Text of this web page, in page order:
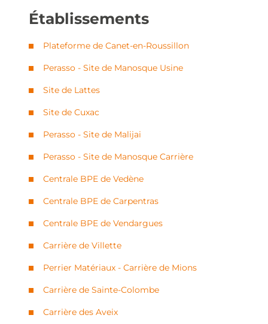
Établissements
Plateforme de Canet-en-Roussillon
Perasso - Site de Manosque Usine
Site de Lattes
Site de Cuxac
Perasso - Site de Malijai
Perasso - Site de Manosque Carrière
Centrale BPE de Vedène
Centrale BPE de Carpentras
Centrale BPE de Vendargues
Carrière de Villette
Perrier Matériaux - Carrière de Mions
Carrière de Sainte-Colombe
Carrière des Aveix